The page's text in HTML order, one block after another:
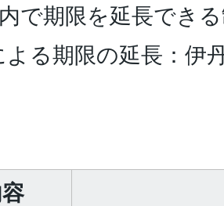
で期限を延長でき
よる期限の延長：伊